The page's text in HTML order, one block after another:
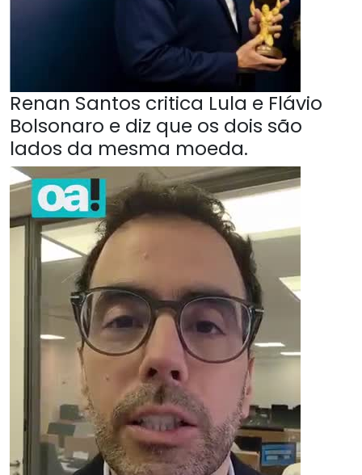
Renan Santos critica Lula e Flávio
Bolsonaro e diz que os dois são
lados da mesma moeda.